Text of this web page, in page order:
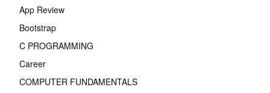
App Review
Bootstrap
C PROGRAMMING
Career
COMPUTER FUNDAMENTALS